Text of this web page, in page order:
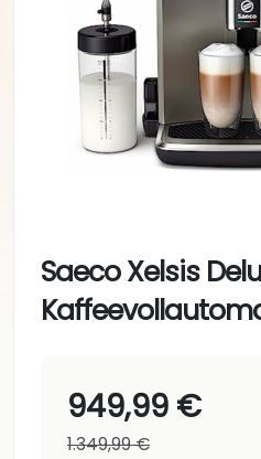
Saeco Xelsis
949,99 €
1.349,99 €